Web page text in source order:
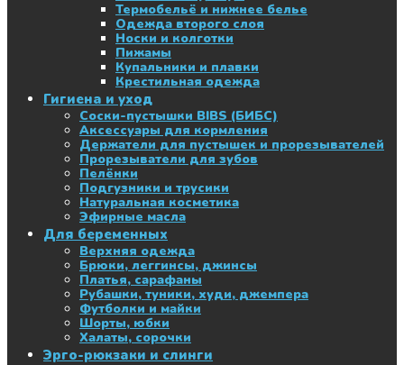
Термобельё и нижнее белье
Одежда второго слоя
Носки и колготки
Пижамы
Купальники и плавки
Крестильная одежда
Гигиена и уход
Соски-пустышки BIBS (БИБС)
Аксессуары для кормления
Держатели для пустышек и прорезывателей
Прорезыватели для зубов
Пелёнки
Подгузники и трусики
Натуральная косметика
Эфирные масла
Для беременных
Верхняя одежда
Брюки, леггинсы, джинсы
Платья, сарафаны
Рубашки, туники, худи, джемпера
Футболки и майки
Шорты, юбки
Халаты, сорочки
Эрго-рюкзаки и слинги